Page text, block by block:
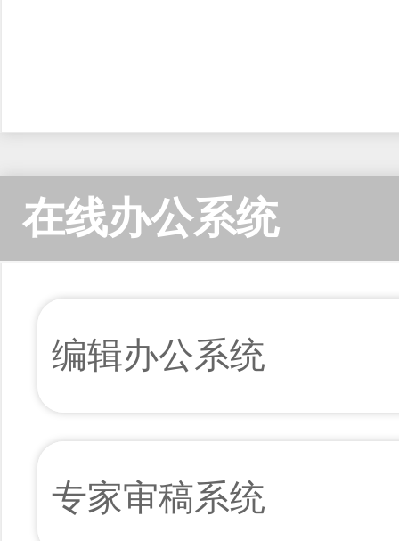
在线办公系统
编辑办公系统
专家审稿系统